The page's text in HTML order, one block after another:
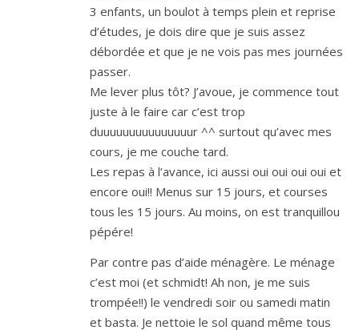
3 enfants, un boulot à temps plein et reprise
d’études, je dois dire que je suis assez
débordée et que je ne vois pas mes journées
passer.
Me lever plus tôt? J’avoue, je commence tout
juste à le faire car c’est trop
duuuuuuuuuuuuuuur ^^ surtout qu’avec mes
cours, je me couche tard.
Les repas à l’avance, ici aussi oui oui oui oui et
encore oui!! Menus sur 15 jours, et courses
tous les 15 jours. Au moins, on est tranquillou
pépére!
Par contre pas d’aide ménagère. Le ménage
c’est moi (et schmidt! Ah non, je me suis
trompée!!) le vendredi soir ou samedi matin
et basta. Je nettoie le sol quand même tous